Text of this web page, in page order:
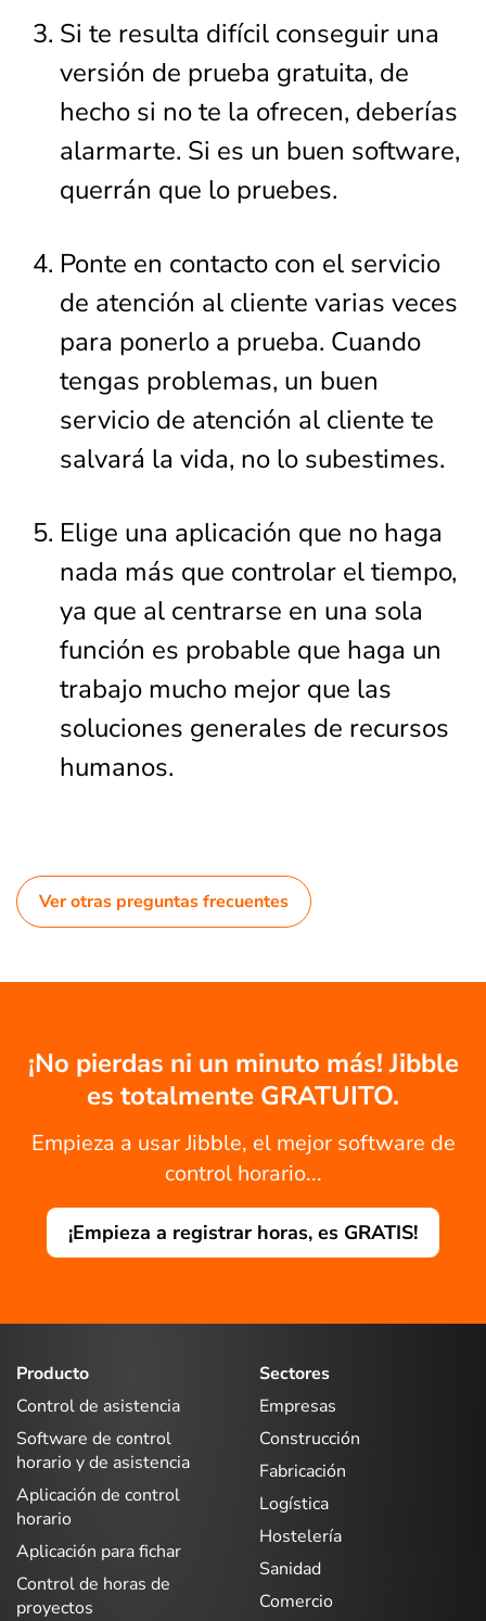
Si te resulta difícil conseguir una
versión de prueba gratuita, de
hecho si no te la ofrecen, deberías
alarmarte. Si es un buen software,
querrán que lo pruebes.
Ponte en contacto con el servicio
de atención al cliente varias veces
para ponerlo a prueba. Cuando
tengas problemas, un buen
servicio de atención al cliente te
salvará la vida, no lo subestimes.
Elige una aplicación que no haga
nada más que controlar el tiempo,
ya que al centrarse en una sola
función es probable que haga un
trabajo mucho mejor que las
soluciones generales de recursos
humanos.
Ver otras preguntas frecuentes
¡No pierdas ni un minuto más! Jibble
es totalmente GRATUITO.
Empieza a usar Jibble, el mejor software de
control horario...
¡Empieza a registrar horas, es GRATIS!
Producto
Control de asistencia
Software de control
horario y de asistencia
Aplicación de control
horario
Aplicación para fichar
Control de horas de
proyectos
Sectores
Empresas
Construcción
Fabricación
Logística
Hostelería
Sanidad
Comercio